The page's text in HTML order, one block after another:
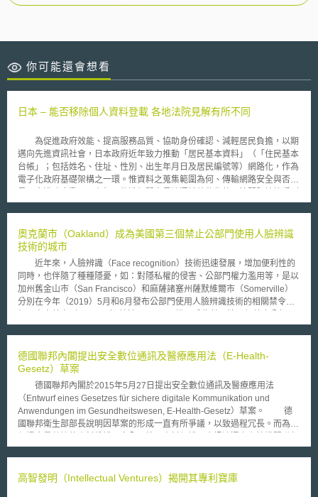
你可能還會想看
日本 – 能否移除個人資料登載 各地法院見解有所不同
為促進政府效能、提高服務品質、協助身份確認、減輕居民負擔，以期
邁向先進資訊社會，日本政府近年致力推動「居民基本資料」（「住民基本
台帳」；包括姓名、住址、性別、出生年月日及居民編號等）網路化，作為
電子化政府基礎架構之一環。惟資料之蒐集範圍為何、傳輸網路安全與否、
質疑，目前不僅計有福島?矢祭町、東京都杉並?、?立市三處地方政府暫緩
「居民基本資料網路」（「住民基本台帳 ?????? 」；「住基 ??? 」）侵
犯個人之隱私權及人格權，除請求移除已登錄之個人資料外，並要求中央政
治情報 ???? ； Local Authorities Systems Development Center, LASDEC
）應負擔合計每人 22 萬日圓的損害賠償。 對此，金?地方法院首先作
成判決（ 2005 年 5 月 30 日），雖駁回原告方面的損害賠償請求，不過移
除已登錄資料部分則判命原告勝訴。該院認為，「隱私」及「便利」之間究
護措施，個人隱私不至於輕易遭受侵害，原告方面的兩項請求均應予以駁
回。 個人基本資料應予保護，當屬不爭之論，但究竟該如何保護、保
護又該到何種程度，各方立場不同、偏重各異，看法常有差距；日本「居民
基本資料網路」事件之原被告間、甚至不同地方法院間的見解差異，即為適
例。目前正值我國研議修正個人資料保護法之際，前開事件今後如何發展，
或有吾人持續觀察並深入思索之餘地。
奧克蘭市（Oakland）成為美國第三個禁止公部門使用人臉辨識
技術的城市
近年來，人臉辨識（Face recognition）技術迅速發展，增加便利性的
同時，也伴隨了種種隱憂，如：對隱私權的侵害、公部門權力濫用等，是以
加州舊金山市（San Francisco）和麻薩諸塞州薩默維爾市（Somerville）
分別在今年（2019）5月和6月發布公部門使用人臉辨識技術的相關禁令，
使用人臉辨識技術的城市。 2018年麻省理工學院曾針對人臉辨識技術
不如白人男性；美國公民自由聯盟（American Civil Liberties Union,
ACLU）也針對Amazon人臉辨識軟體Rekognition做過測驗，結果該系統竟
極高錯誤率且對種族間存有很大的偏見與歧視。對此奧克蘭市議會主席卡普
蘭（Rebecca Kaplan）一項聲明中表示：「當多項研究都指出一項新興技
術具有缺陷，且造成寒蟬效應的時候，我們必須站出來」。 卡普蘭並
表示：「建立社區和警察間信任與良好關係以及導正種族偏見是很重要的，
用與共享，尚缺乏標準。 這項技術本身具有侵犯性，如：侵犯個人隱私
德國聯邦內閣提出安全數位通訊及醫療應用法（E-Health-
Gesetz）草案
德國聯邦內閣於2015年5月27日提出安全數位通訊及醫療應用法
（Entwurf eines Gesetzes für sichere digitale Kommunikation und
Anwendungen im Gesundheitswesen, E-Health-Gesetz）草案。 德
國聯邦衛生部部長說明因草案的形成一直有所爭議，以致過程冗長。而為了
資料保護官（Bundesbeauftragten für den Datenschutz und die
in der Informationstechnik, BSI），從一開始即密切參與其中合作。針對電
高智發明（Intellectual Ventures）揭開其專利寶庫